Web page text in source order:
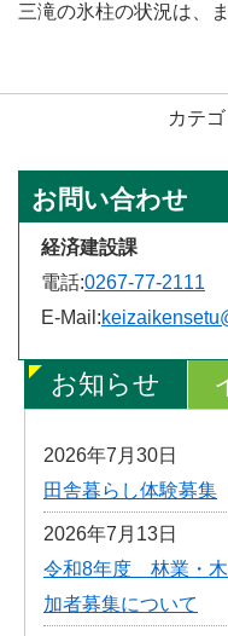
三滝の氷柱の状況は、
カテ
お問い合わせ
経済建設課
電話:0267-77-2111
E-Mail:
お知らせ
2026年7月30日
田舎暮らし体験募集
2026年7月13日
令和8年度 林業・木
加者募集について